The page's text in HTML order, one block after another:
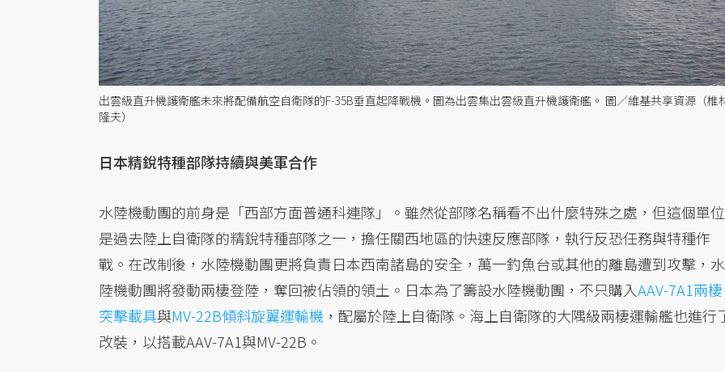
出雲級直升機護衛艦未來將配備航空自衛隊的F-35B垂直起降戰機。圖為出雲集出雲級直升機護衛艦。 圖／維基共享資源（椎
隆夫）
日本精銳特種部隊持續與美軍合作
水陸機動團的前身是「西部方面普通科連隊」。雖然從部隊名稱看不出什麼特殊之處，但這個單位
是過去陸上自衛隊的精銳特種部隊之一，擔任關西地區的快速反應部隊，執行反恐任務與特種作
戰。在改制後，水陸機動團更將負責日本西南諸島的安全，萬一釣魚台或其他的離島遭到攻擊，水
陸機動團將發動兩棲登陸，奪回被佔領的領土。日本為了籌設水陸機動團，不只購入AAV-7A1兩棲
突擊載具與MV-22B傾斜旋翼運輸機 ，配屬於陸上自衛隊。海上自衛隊的大隅級兩棲運輸艦也進行
改裝，以搭載AAV-7A1與MV-22B。